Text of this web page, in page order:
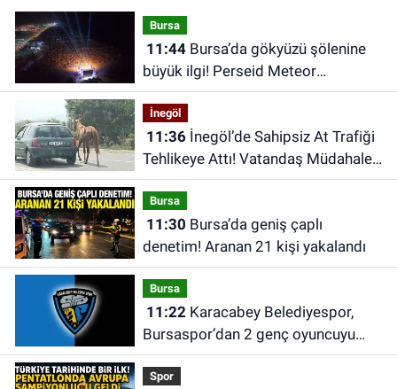
Bursa
11:44Bursa’da gökyüzü şölenine
büyük ilgi! Perseid Meteor
Yağmuru’nu 25 bin kişi izledi
İnegöl
11:36İnegöl’de Sahipsiz At Trafiği
Tehlikeye Attı! Vatandaş Müdahale
Etti
Bursa
11:30
denetim! Aranan 21 kişi yakalandı
Bursa
11:22Karacabey Belediyespor,
Bursaspor’dan 2 genç oyuncuyu
kadrosuna kattı
Spor